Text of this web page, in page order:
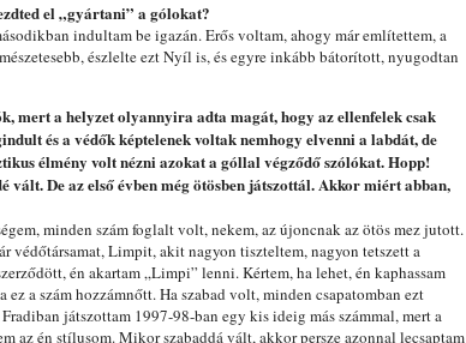
el „gyártani” a gólokat?
indultam be igazán. Erős voltam, ahogy már említettem, a
észlelte ezt Nyíl is, és egyre inkább bátorított, nyugodtan
mert a helyzet olyannyira adta magát, hogy az ellenfelek csak
és a védők képtelenek voltak nemhogy elvenni a labdát, de
élmény volt nézni azokat a góllal végződő szólókat. Hopp!
vált. De az első évben még ötösben játszottál. Akkor miért abban,
minden szám foglalt volt, nekem, az újoncnak az ötös mez jutott.
védőtársamat, Limpit, akit nagyon tiszteltem, nagyon tetszett a
én akartam „Limpi” lenni. Kértem, ha lehet, én kaphassam
ez a szám hozzámnőtt. Ha szabad volt, minden csapatomban ezt
játszottam 1997-98-ban egy kis ideig más számmal, mert a
az én stílusom. Mikor szabaddá vált, akkor persze azonnal lecsaptam